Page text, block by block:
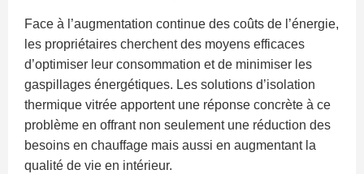
Face à l’augmentation continue des coûts de l’énergie,
les propriétaires cherchent des moyens efficaces
d’optimiser leur consommation et de minimiser les
gaspillages énergétiques. Les solutions d’isolation
thermique vitrée apportent une réponse concrète à ce
problème en offrant non seulement une réduction des
besoins en chauffage mais aussi en augmentant la
qualité de vie en intérieur.